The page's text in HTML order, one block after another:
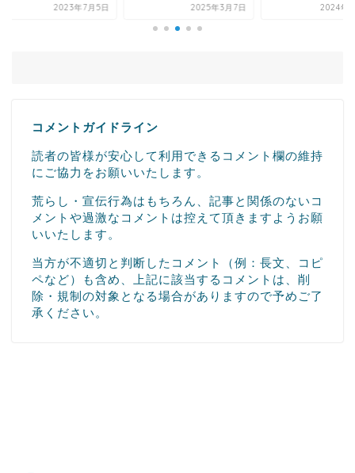
2023年7月5日 2025年3月7日 2024年11
コメントガイドライン
読者の皆様が安心して利用できるコメント欄の維持
にご協力をお願いいたします。
荒らし・宣伝行為はもちろん、記事と関係のないコ
メントや過激なコメントは控えて頂きますようお願
いいたします。
当方が不適切と判断したコメント（例：長文、コピ
ペなど）も含め、上記に該当するコメントは、削
除・規制の対象となる場合がありますので予めご了
承ください。